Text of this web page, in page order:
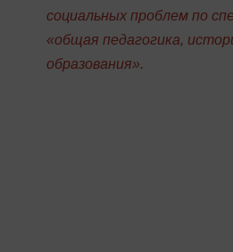
социальных проблем по
«общая педагогика,
образования».